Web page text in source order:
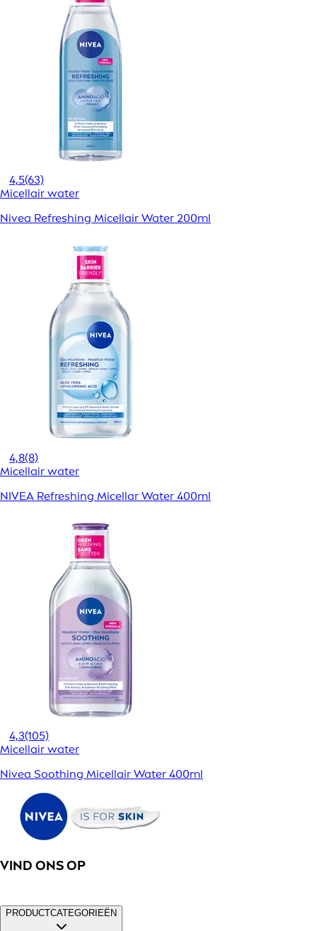
4,5(63)
Micellair water
Nivea Refreshing Micellair Water 200ml
4,8(8)
Micellair water
NIVEA Refreshing Micellar Water 400ml
4,3(105)
Micellair water
Nivea Soothing Micellair Water 400ml
VIND ONS OP
PRODUCTCATEGORIEËN